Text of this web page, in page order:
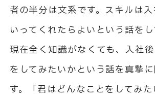
者の半分は文系です。スキルは
いってくれたらよいという話を
現在全く知識がなくても、入社
をしてみたいかという話を真摯
す。「君はどんなことをしてみ